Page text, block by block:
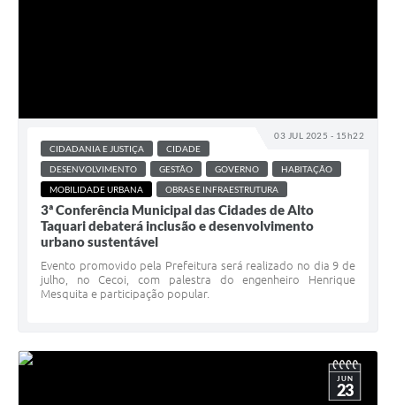
03 JUL 2025 - 15h22
CIDADANIA E JUSTIÇA
CIDADE
DESENVOLVIMENTO
GESTÃO GOVERNO
HABITAÇÃO
MOBILIDADE URBANA
OBRAS E INFRAESTRUTURA
3ª Conferência Municipal das Cidades de Alto
Taquari debaterá inclusão e desenvolvimento
urbano sustentável
Evento promovido pela Prefeitura será realizado no dia 9 de
julho, no Cecoi, com palestra do engenheiro Henrique
Mesquita e participação popular.
JUN
23